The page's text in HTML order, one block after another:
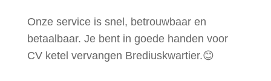
Onze service is snel, betrouwbaar en
betaalbaar. Je bent in goede handen voor
CV ketel vervangen Brediuskwartier.😊